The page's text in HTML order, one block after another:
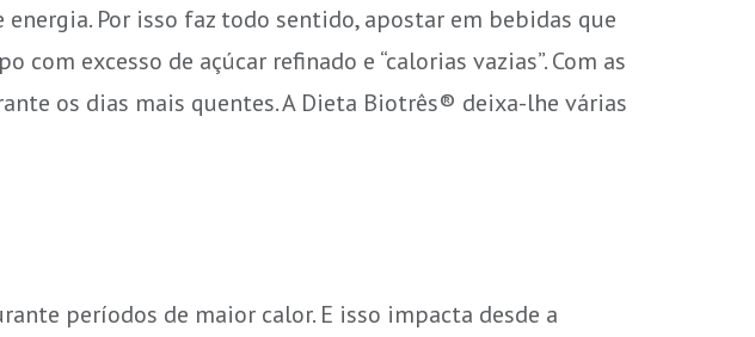
Por isso faz todo sentido, apostar em bebidas que
excesso de açúcar refinado e “calorias vazias”. Com as
os dias mais quentes. A Dieta Biotrês® deixa-lhe várias
períodos de maior calor. E isso impacta desde a